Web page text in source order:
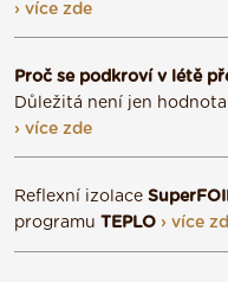
› více zde
Proč se podkroví v létě
Důležitá není jen hodnota
› více zde
Reflexní izolace
programu TEPLO › více